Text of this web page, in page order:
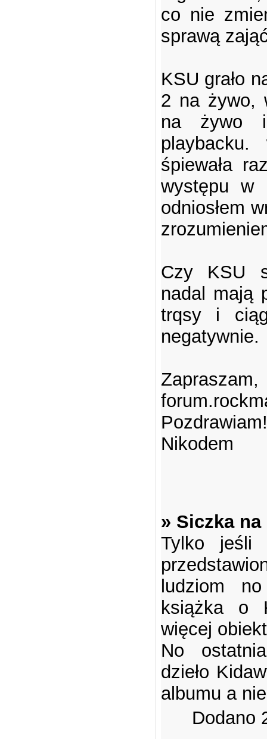
co nie
sprawą
KSU grało
2 na żywo,
na żywo
playbacku.
śpiewała
występu w
odniosłem
Czy KSU
nadal mają
trqsy i
negatywnie.
Pozdrawiam!
Nikodem
» Siczka
Tylko jeśli
ludziom
książka o
więcej
No
dzieło
albumu a
Dodano